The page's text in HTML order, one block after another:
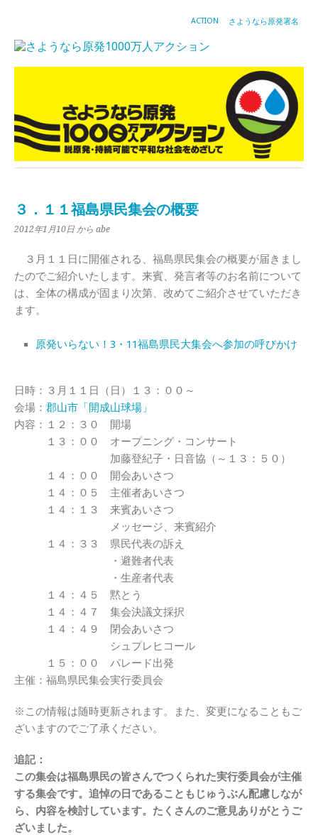
ACTION さようなら原発署名
３．１１福島県民集会の概要
2012年1月10日 から abe
３月１１日に開催される、福島県民集会の概要が届きまし
たのでご紹介いたします。来賓、発言者等のお名前について
は、全体の構成が固まり次第、改めてご紹介させていただき
ます。
原発いらない！3・11福島県民大集会へ参加の呼びかけ
日時：３月１１日（日）１３：００～
会場： 郡山市「開成山球場」
内容：１２：３０ 開場
１３：００ オープニング・コンサート
加藤登紀子・日音協（～１３：５０）
１４：００ 開会あいさつ
１４：０５ 主催者あいさつ
１４：１３ 来賓あいさつ
メッセージ、来賓紹介
１４：３３ 県民代表の訴え
・避難者代表
・生産者代表
１４：４５ 黙とう
１４：４７ 集会決議文採択
１４：４９ 閉会あいさつ
シュプレヒコール
１５：００ パレード出発
主催：福島県民集会実行委員会
※この情報は随時更新されます。また、変更になることもご
ざいますのでご了承ください。
追記：
この集会は福島県民の皆さんでつくられた実行委員会が主催
する集会です。追悼の日であることもじゅうぶん配慮しなが
ら、内容を検討しています。たくさんのご意見ありがとうご
ざいました。